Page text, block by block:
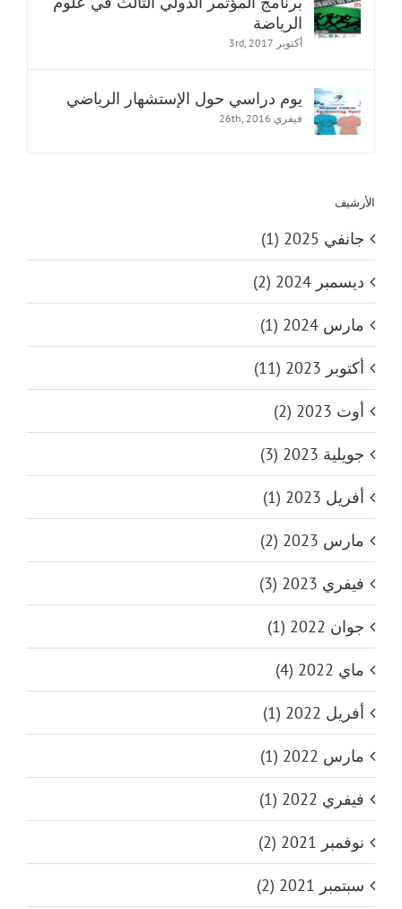
الرياضة
أكتوبر 3rd, 2017
يوم دراسي حول الإستشهار الرياضي
فيفري 26th, 2016
الأرشيف
جانفي 2025 (1)
ديسمبر 2024 (2)
مارس 2024 (1)
أكتوبر 2023 (11)
أوت 2023 (2)
جويلية 2023 (3)
أفريل 2023 (1)
مارس 2023 (2)
فيفري 2023 (3)
جوان 2022 (1)
ماي 2022 (4)
أفريل 2022 (1)
مارس 2022 (1)
فيفري 2022 (1)
نوفمبر 2021 (2)
سبتمبر 2021 (2)